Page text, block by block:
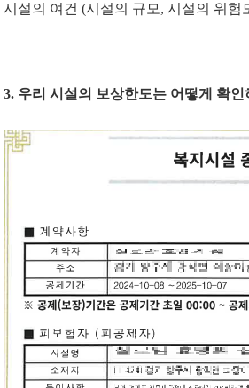
시설의 여건 (시설의 규모 , 시설의 위험
3. 우리 시설의 보상한도는 어떻게 확인